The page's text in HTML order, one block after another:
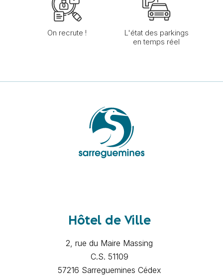
On recrute !
L'état des parkings
en temps réel
Hôtel de Ville
2, rue du Maire Massing
C.S. 51109
57216 Sarreguemines Cédex